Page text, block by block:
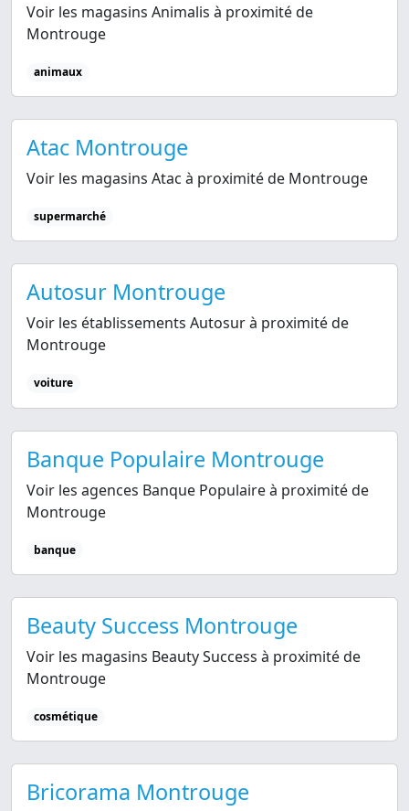
Voir les magasins Animalis à proximité de
Montrouge
animaux
Atac Montrouge
Voir les magasins Atac à proximité de Montrouge
supermarché
Autosur Montrouge
Voir les établissements Autosur à proximité de
Montrouge
voiture
Banque Populaire Montrouge
Voir les agences Banque Populaire à proximité de
Montrouge
banque
Beauty Success Montrouge
Voir les magasins Beauty Success à proximité de
Montrouge
cosmétique
Bricorama Montrouge